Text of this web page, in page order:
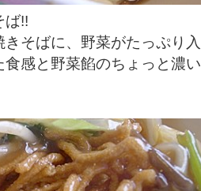
ば!!
きそばに、野菜がたっぷり
食感と野菜餡のちょっと濃